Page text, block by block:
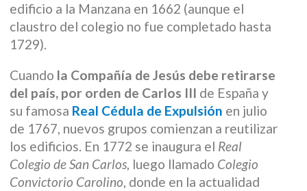
edificio a la Manzana en 1662 (aunque el
claustro del colegio no fue completado hasta
1729).
Cuando la Compañía de Jesús debe retirarse
del país, por orden de Carlos III de España y
su famosa Real Cédula de Expulsión en julio
de 1767, nuevos grupos comienzan a reutilizar
los edificios. En 1772 se inaugura el Real
Colegio de San Carlos, luego llamado Colegio
Convictorio Carolino, donde en la actualidad